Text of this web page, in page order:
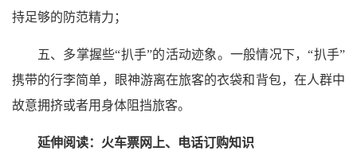
持足够的防范精力；
五、多掌握些“扒手”的活动迹象。一般情况下，“扒手”
携带的行李简单，眼神游离在旅客的衣袋和背包，在人群中
故意拥挤或者用身体阻挡旅客。
延伸阅读：火车票网上、电话订购知识